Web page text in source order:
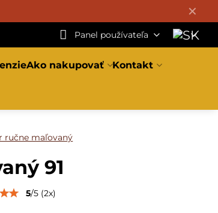
✕
Panel používateľa
Ako nakupovať Kontakt
ručne maľovaný
91
5/5 (2x)